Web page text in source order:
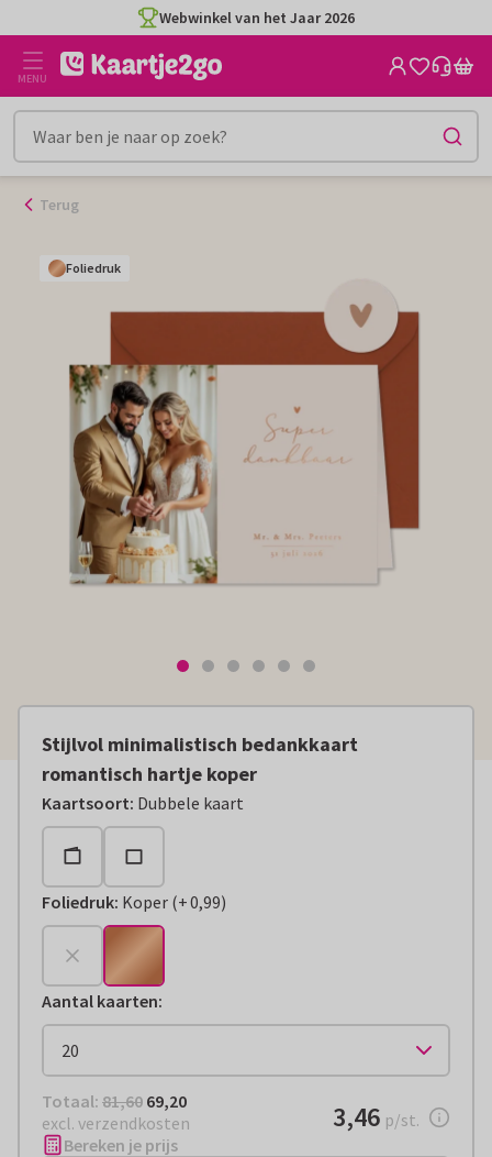
naar
inhoud
Webwinkel van het Jaar 2026
MENU
Terug
Foliedruk
Foliedruk
Foliedruk
Foliedruk
Foliedruk
Foliedruk
Stijlvol minimalistisch bedankkaart
romantisch hartje koper
Kaartsoort: Dubbele kaart
Foliedruk: Koper (
+€ 0,99
+0,99)
Aantal kaarten:
Totaal: € 69,20
Totaal: 81,60 69,20
excl. verzendkosten
€ 3,46per stuk
3,46 p/st.
Bereken je prijs